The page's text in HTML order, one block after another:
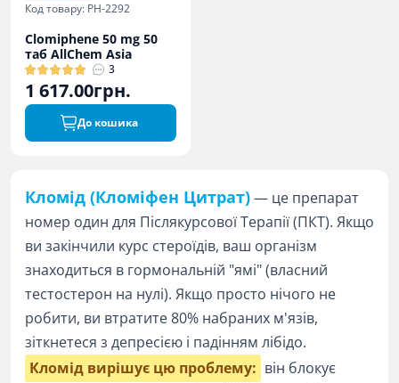
Код товару: PH-2292
Clomiphene 50 mg 50
таб AllChem Asia
3
1 617.00грн.
До кошика
Кломід (Кломіфен Цитрат)— це препарат
номер один для Післякурсової Терапії (ПКТ). Якщо
ви закінчили курс стероїдів, ваш організм
знаходиться в гормональній "ямі" (власний
тестостерон на нулі). Якщо просто нічого не
робити, ви втратите 80% набраних м'язів,
зіткнетеся з депресією і падінням лібідо.
Кломід вирішує цю проблему: він блокує